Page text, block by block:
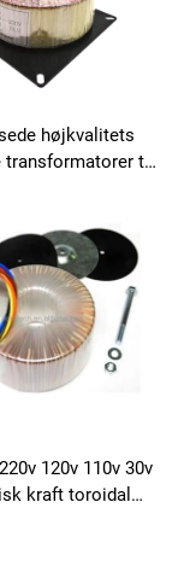
højkvalitets
transformatorer til
transformator
120v 110v 30v
kraft toroidal